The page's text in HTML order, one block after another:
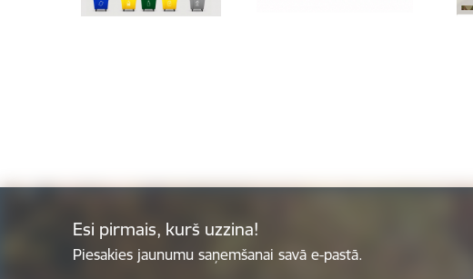
Esi pirmais, kurš uzzina!
Piesakies jaunumu saņemšanai savā e-pastā.